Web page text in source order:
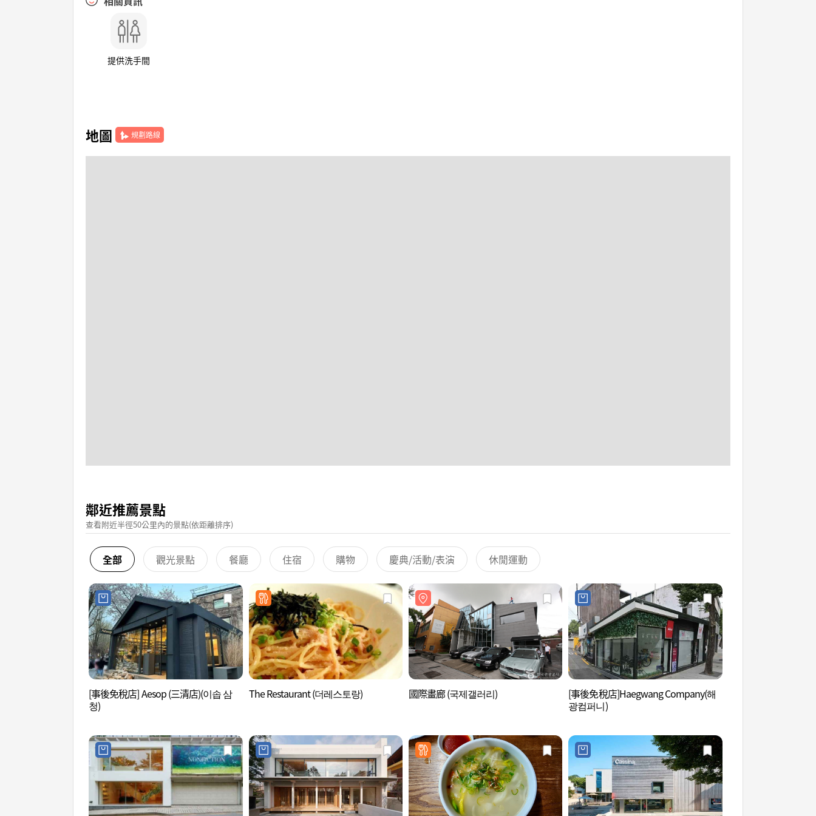
提供洗手間
地圖 規劃路線
鄰近推薦景點
查看附近半徑50公里內的景點(依距離排序)
全部 觀光景點 餐廳 住宿 購物 慶典/活動/表演 休閒運動
[事後免稅店] Aesop (三清店)(이솝 삼
청)
The Restaurant (더레스토랑) 國際畫廊 (국제갤러리)
[事後免稅店]Haegwang Company(해
광컴퍼니)